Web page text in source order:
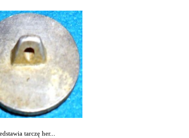
tarczę her...